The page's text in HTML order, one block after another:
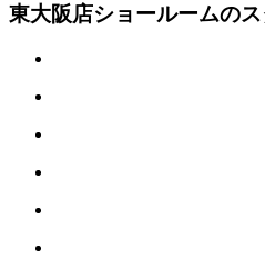
東大阪店ショールームの